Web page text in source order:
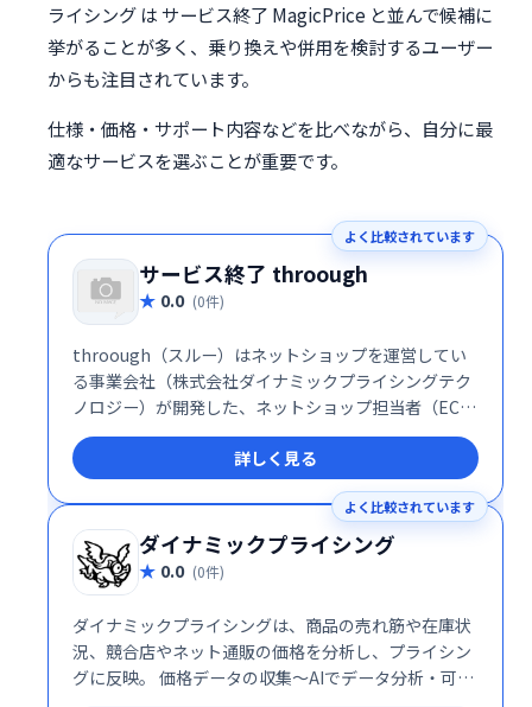
ライシング は サービス終了 MagicPrice と並んで候補に
挙がることが多く、乗り換えや併用を検討するユーザー
からも注目されています。
仕様・価格・サポート内容などを比べながら、自分に最
適なサービスを選ぶことが重要です。
よく比較されています
サービス終了 throough
0.0 (0件)
throough（スルー）はネットショップを運営してい
る事業会社（株式会社ダイナミックプライシングテク
ノロジー）が開発した、ネットショップ担当者（EC事
業主）のための価格変更するツール。商品の需要と供
給のバランスに応じて価格をリアルタイムに変更しま
す。
詳しく見る
よく比較されています
ダイナミックプライシング
0.0 (0件)
ダイナミックプライシングは、商品の売れ筋や在庫状
況、競合店やネット通販の価格を分析し、プライシン
グに反映。 価格データの収集〜AIでデータ分析・可視